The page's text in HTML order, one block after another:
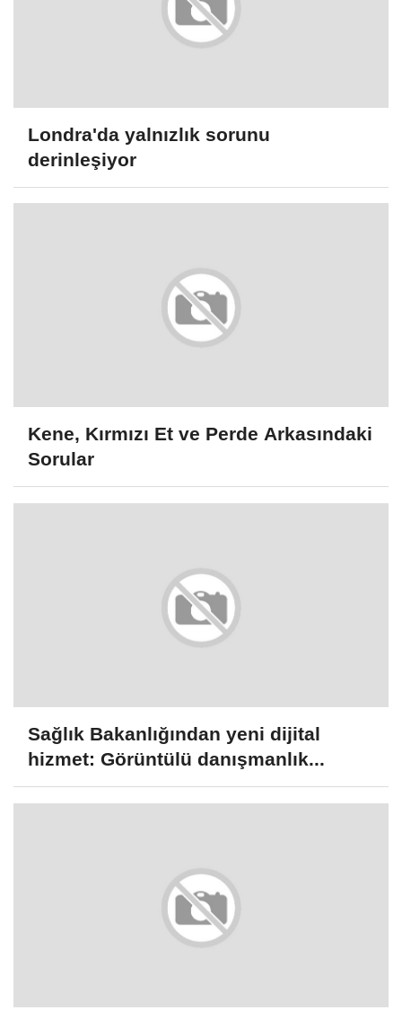
Londra'da yalnızlık sorunu
derinleşiyor
Kene, Kırmızı Et ve Perde Arkasındaki
Sorular
Sağlık Bakanlığından yeni dijital
hizmet: Görüntülü danışmanlık...